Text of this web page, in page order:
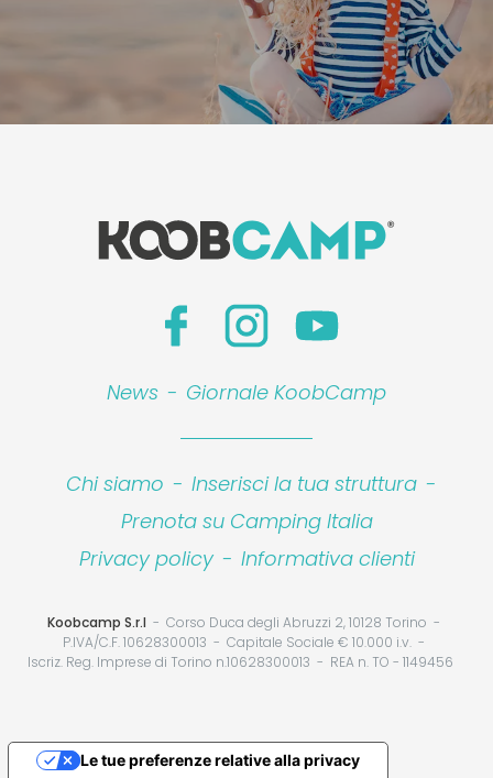
News - Giornale KoobCamp
Chi siamo - Inserisci la tua struttura -
Prenota su Camping Italia
Privacy policy - Informativa clienti
Koobcamp S.r.l
Corso Duca degli Abruzzi 2, 10128 Torino
P.IVA/C.F. 10628300013
Capitale Sociale € 10.000 i.v.
Iscriz. Reg. Imprese di Torino n.10628300013
REA n. TO - 1149456
Le tue preferenze relative alla privacy